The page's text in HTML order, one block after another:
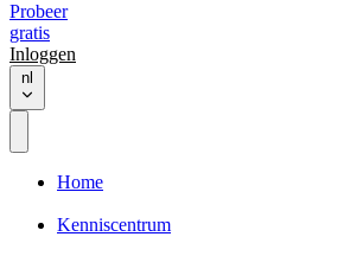
Probeer
gratis
Inloggen
nl
Home
Kenniscentrum